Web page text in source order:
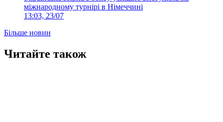
міжнародному турнірі в Німеччині
13:03, 23/07
Більше новин
Читайте також